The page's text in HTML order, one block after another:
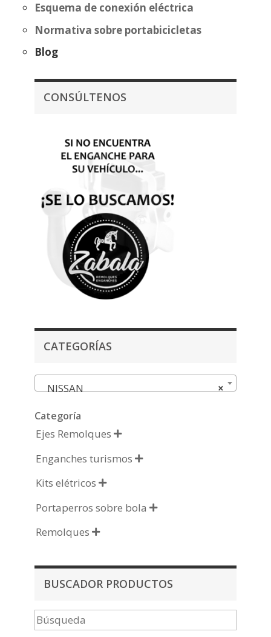
Esquema de conexión eléctrica
Normativa sobre portabicicletas
Blog
CONSÚLTENOS
CATEGORÍAS
×
NISSAN
Categoría
Ejes Remolques 
Enganches turismos 
Kits elétricos 
Portaperros sobre bola 
Remolques 
BUSCADOR PRODUCTOS